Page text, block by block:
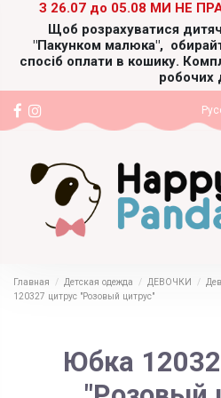
З 26.07 до 05.08 МИ НЕ
Щоб розрахуватися
"Пакунком малюка",
спосіб оплати в кошику.
робочих
Главная Детская одежда ДЕВОЧКИ
120327 цитрус "Розовый цитрус"
Юбка